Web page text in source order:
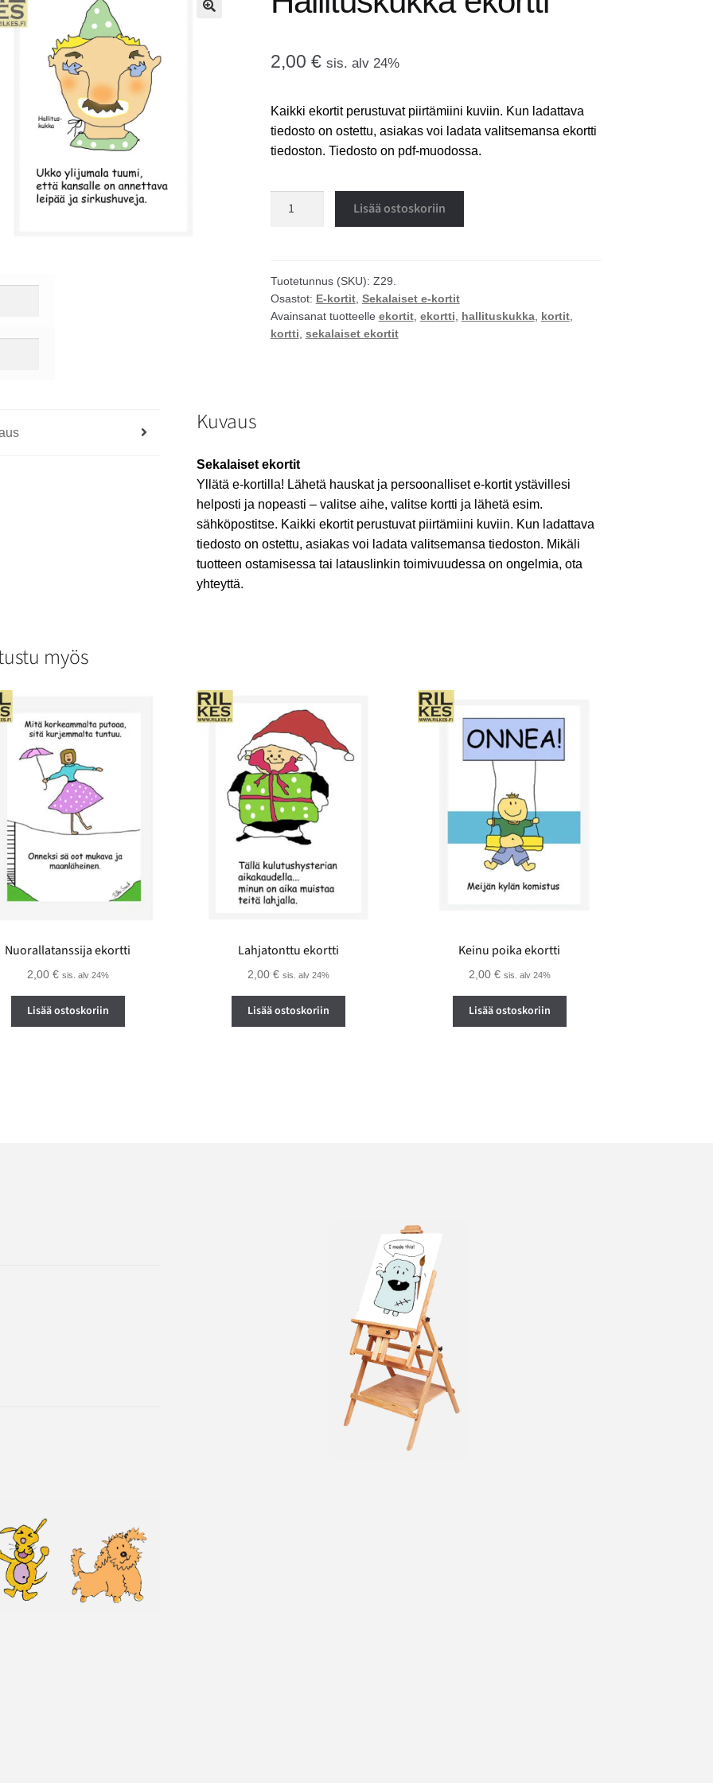
2,00 € sis. alv 24%
Kaikki ekortit perustuvat piirtämiini kuviin. Kun ladattava
tiedosto on ostettu, asiakas voi ladata valitsemansa ekortti
tiedoston. Tiedosto on pdf-muodossa.
Lisää ostoskoriin
Tuotetunnus (SKU): Z29.
Osastot: E-kortit, Sekalaiset e-kortit
Avainsanat tuotteelle ekortit, ekortti hallituskukka, kortit,
kortti sekalaiset ekortit
Kuvaus
Sekalaiset ekortit
Yllätä e-kortilla! Lähetä hauskat ja persoonalliset e-kortit ystävillesi
helposti ja nopeasti – valitse aihe, valitse kortti ja lähetä esim.
sähköpostitse. Kaikki ekortit perustuvat piirtämiini kuviin. Kun ladattava
tiedosto on ostettu, asiakas voi ladata valitsemansa tiedoston. Mikäli
tuotteen ostamisessa tai latauslinkin toimivuudessa on ongelmia, ota
yhteyttä.
myös
Nuorallatanssija ekortti
2,00 € sis. alv 24%
Lisää ostoskoriin
Lahjatonttu ekortti
2,00€ sis. alv 24%
Lisää ostoskoriin
Keinu poika ekortti
2,00 € sis. alv 24%
Lisää ostoskoriin